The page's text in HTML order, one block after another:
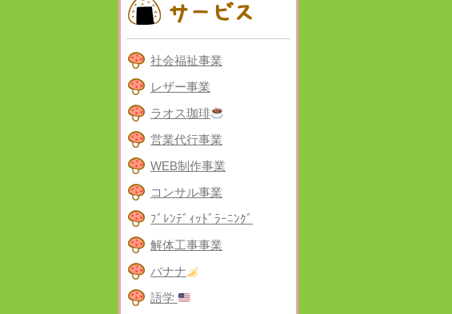
社会福祉事業
レザー事業
ラオス珈琲
営業代行事業
WEB制作事業
コンサル事業
ﾌﾞﾚﾝﾃﾞｨｯﾄﾞﾗｰﾆﾝｸﾞ
解体工事事業
バナナ
語学